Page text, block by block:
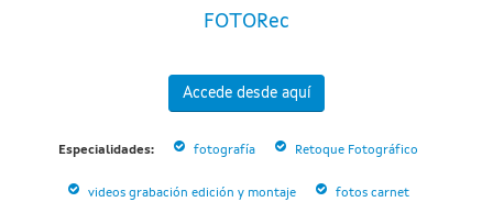
FOTORec
Accede desde aquí
Especialidades: fotografía Retoque Fotográfico
videos grabación edición y montaje fotos carnet